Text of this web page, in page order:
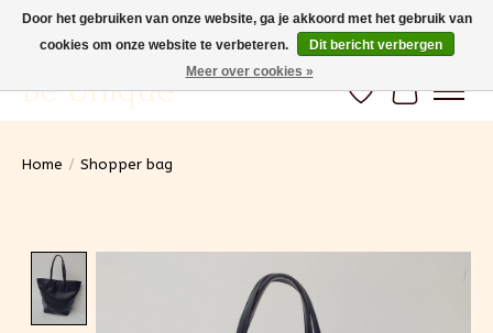
Gratis verzending vanaf 100€ (BE) Snelle levering
Be Unique Verlanglijst
Home / Shopper bag
Door het gebruiken van onze website, ga je akkoord met het gebruik van
cookies om onze website te verbeteren.
Dit bericht verbergen
Meer over cookies »